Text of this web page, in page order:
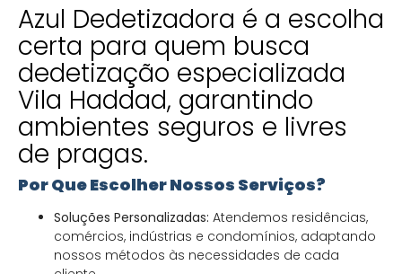
Azul Dedetizadora é a escolha
certa para quem busca
dedetização especializada
Vila Haddad, garantindo
ambientes seguros e livres
de pragas.
Por Que Escolher Nossos Serviços?
Soluções Personalizadas: Atendemos residências,
comércios, indústrias e condomínios, adaptando
nossos métodos às necessidades de cada